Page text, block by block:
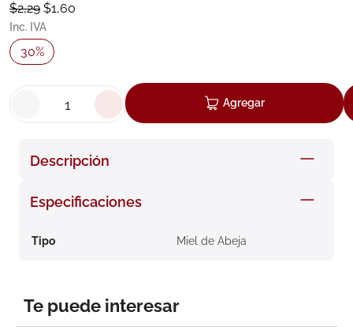
$2,29 $1,60
Inc. IVA
30%
Agregar
Descripción
Especificaciones
Tipo Miel de Abeja
Te puede interesar
3
4. bioderma
megacistin
8. roche posay
10.